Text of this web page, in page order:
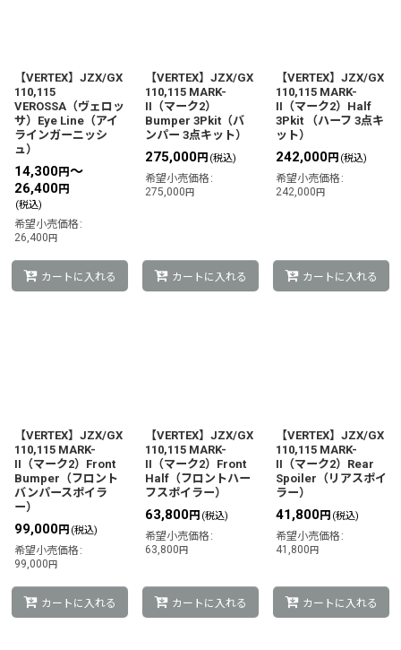
【VERTEX】JZX/GX
110,115
VEROSSA（ヴェロッ
サ）Eye Line（アイ
ラインガーニッシ
ュ）
14,300円～
26,400円
(税込)
希望小売価格 :
26,400円
カートに入れる
【VERTEX】JZX/GX
110,115 MARK-
II（マーク2）
Bumper 3Pkit（バ
ンパー 3点キット）
275,000円 (税込)
希望小売価格 :
275,000円
カートに入れる
【VERTEX】JZX/GX
110,115 MARK-
II（マーク2）Half
3Pkit （ハーフ 3点キ
ット）
242,000円 (税込)
希望小売価格 :
242,000円
カートに入れる
【VERTEX】JZX/GX
110,115 MARK-
II（マーク2）Front
Bumper（フロント
バンパースポイラ
ー）
99,000円 (税込)
希望小売価格 :
99,000円
カートに入れる
【VERTEX】JZX/GX
110,115 MARK-
II（マーク2）Front
Half（フロントハー
フスポイラー）
63,800円 (税込)
希望小売価格 :
63,800円
カートに入れる
【VERTEX】JZX/GX
110,115 MARK-
II（マーク2）Rear
Spoiler（リアスポイ
ラー）
41,800円 (税込)
希望小売価格 :
41,800円
カートに入れる